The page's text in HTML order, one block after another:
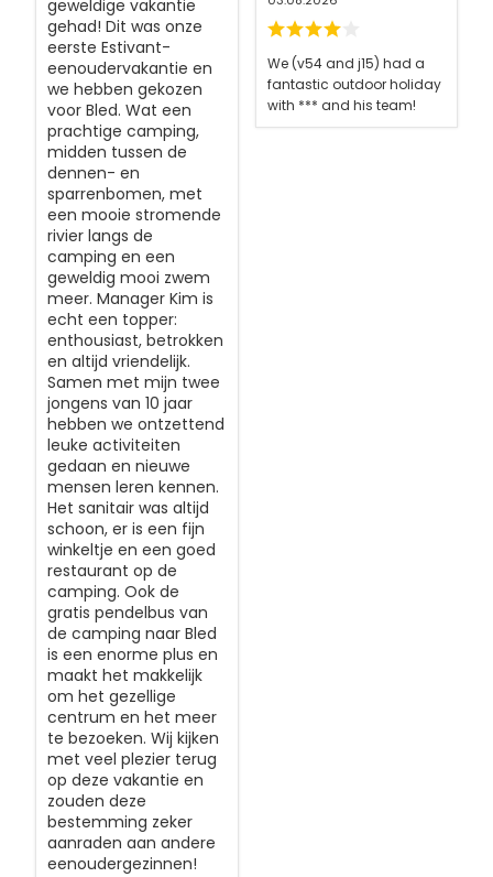
geweldige vakantie
gehad! Dit was onze
eerste Estivant-
eenoudervakantie en
we hebben gekozen
voor Bled. Wat een
prachtige camping,
midden tussen de
dennen- en
sparrenbomen, met
een mooie stromende
rivier langs de
camping en een
geweldig mooi zwem
meer. Manager Kim is
echt een topper:
enthousiast, betrokken
en altijd vriendelijk.
Samen met mijn twee
jongens van 10 jaar
hebben we ontzettend
leuke activiteiten
gedaan en nieuwe
mensen leren kennen.
Het sanitair was altijd
schoon, er is een fijn
winkeltje en een goed
restaurant op de
camping. Ook de
gratis pendelbus van
de camping naar Bled
is een enorme plus en
maakt het makkelijk
om het gezellige
centrum en het meer
te bezoeken. Wij kijken
met veel plezier terug
op deze vakantie en
zouden deze
bestemming zeker
aanraden aan andere
eenoudergezinnen!
We (v54 and j15) had a
fantastic outdoor holiday
with *** and his team!